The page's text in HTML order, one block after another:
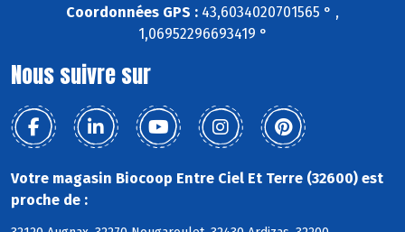
Coordonnées GPS : 43,6034020701565 ° ,
1,06952296693419 °
Nous suivre sur
Votre magasin Biocoop Entre Ciel Et Terre (32600) est
proche de :